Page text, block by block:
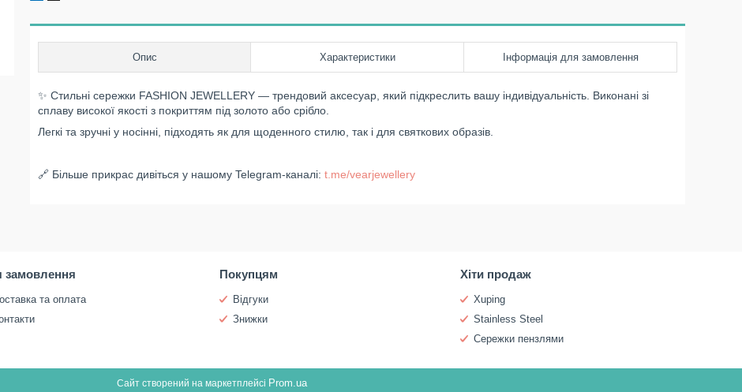
Опис Характеристики Інформація для замовлення
✨ Стильні сережки FASHION JEWELLERY — трендовий аксесуар, який підкреслить вашу індивідуальність. Виконані зі
сплаву високої якості з покриттям під золото або срібло.
Легкі та зручні у носінні, підходять як для щоденного стилю, так і для святкових образів.
🔗 Більше прикрас дивіться у нашому Telegram-каналі: t.me/vearjewellery
замовлення
та оплата
Покупцям
Відгуки
Знижки
Хіти продаж
Xuping
Stainless Steel
Сережки пензлями
Сайт створений на маркетплейсі Prom.ua